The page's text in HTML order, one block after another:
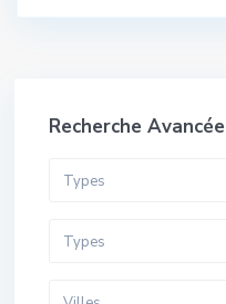
Recherche Avancée
Types
Types